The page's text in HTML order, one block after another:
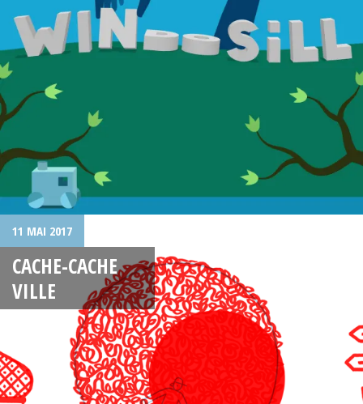
11 MAI 2017
CACHE-CACHE
VILLE